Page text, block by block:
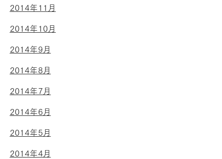
2014年11月
2014年10月
2014年9月
2014年8月
2014年7月
2014年6月
2014年5月
2014年4月